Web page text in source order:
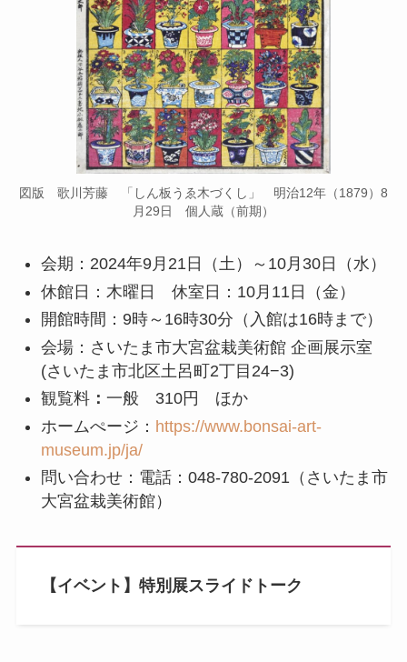
図版 歌川芳藤 「しん板うゑ木づくし」 明治12年（1879）8
月29日 個人蔵（前期）
会期：2024年9月21日（土）～10月30日（水）
休館日：木曜日 休室日：10月11日（金）
開館時間：9時～16時30分（入館は16時まで）
会場：さいたま市大宮盆栽美術館 企画展示室
(さいたま市北区土呂町2丁目24−3)
観覧料： 一般 310円 ほか
ホームぺージ： https://www.bonsai-art-
museum.jp/ja/
問い合わせ：電話：048-780-2091（さいたま市
大宮盆栽美術館）
【イベント】特別展スライドトーク